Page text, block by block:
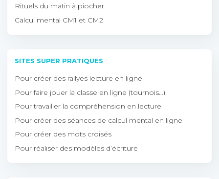
Rituels du matin à piocher
Calcul mental CM1 et CM2
SITES SUPER PRATIQUES
Pour créer des rallyes lecture en ligne
Pour faire jouer la classe en ligne (tournois…)
Pour travailler la compréhension en lecture
Pour créer des séances de calcul mental en ligne
Pour créer des mots croisés
Pour réaliser des modèles d’écriture